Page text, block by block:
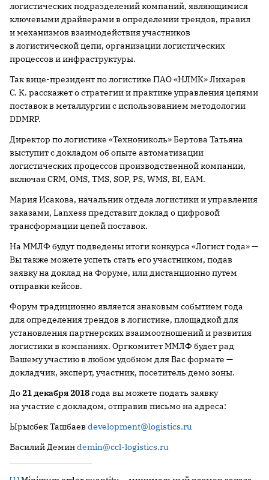
логистических подразделений компаний, являющимися
ключевыми драйверами в определении трендов, правил
и механизмов взаимодействия участников
в логистической цепи, организации логистических
процессов и инфраструктуры.
Так вице-президент по логистике ПАО «НЛМК» Лихарев
С. К. расскажет о стратегии и практике управления цепями
поставок в металлургии с использованием методологии
DDMRP.
Директор по логистике «Технониколь» Бертова Татьяна
выступит с докладом об опыте автоматизации
логистических процессов производственной компании,
включая CRM, OMS, TMS, SOP, PS, WMS, BI, EAM.
Мария Исакова, начальник отдела логистики и управления
заказами, Lanxess представит доклад о цифровой
трансформации цепей поставок.
На ММЛФ будут подведены итоги конкурса «Логист года» —
Вы также можете успеть стать его участником, подав
заявку на доклад на Форуме, или дистанционно путем
отправки кейсов.
Форум традиционно является знаковым событием года
для определения трендов в логистике, площадкой для
установления партнерских взаимоотношений и развития
логистики в компаниях. Оргкомитет ММЛФ будет рад
Вашему участию в любом удобном для Вас формате —
докладчик, эксперт, участник, посетитель демо зоны.
До21 декабря 2018года вы можете подать заявку
на участие с докладом, отправив письмо на адреса:
Ырысбек Ташбаев development@logistics.ru
Василий Деминdemin@ccl-logistics.ru